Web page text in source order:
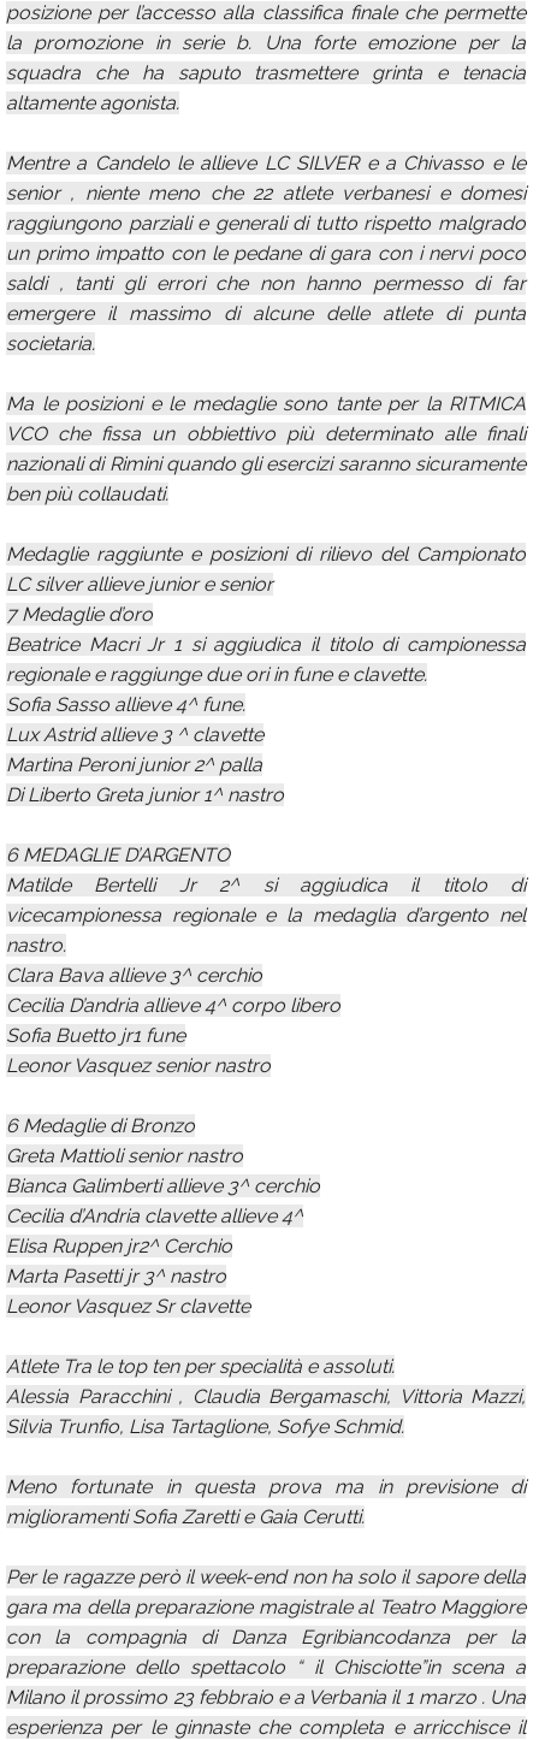
posizione per l’accesso alla classifica finale che permette
la promozione in serie b. Una forte emozione per la
squadra che ha saputo trasmettere grinta e tenacia
altamente agonista.
Mentre a Candelo le allieve LC SILVER e a Chivasso e le
senior , niente meno che 22 atlete verbanesi e domesi
raggiungono parziali e generali di tutto rispetto malgrado
un primo impatto con le pedane di gara con i nervi poco
saldi , tanti gli errori che non hanno permesso di far
emergere il massimo di alcune delle atlete di punta
societaria.
Ma le posizioni e le medaglie sono tante per la RITMICA
VCO che fissa un obbiettivo più determinato alle finali
nazionali di Rimini quando gli esercizi saranno sicuramente
ben più collaudati.
Medaglie raggiunte e posizioni di rilievo del Campionato
LC silver allieve junior e senior
7 Medaglie d’oro
Beatrice Macri Jr 1 si aggiudica il titolo di campionessa
regionale e raggiunge due ori in fune e clavette.
Sofia Sasso allieve 4^ fune.
Lux Astrid allieve 3 ^ clavette
Martina Peroni junior 2^ palla
Di Liberto Greta junior 1^ nastro
6 MEDAGLIE D’ARGENTO
Matilde Bertelli Jr 2^ si aggiudica il titolo di
vicecampionessa regionale e la medaglia d’argento nel
nastro.
Clara Bava allieve 3^ cerchio
Cecilia D’andria allieve 4^ corpo libero
Sofia Buetto jr1 fune
Leonor Vasquez senior nastro
6 Medaglie di Bronzo
Greta Mattioli senior nastro
Bianca Galimberti allieve 3^ cerchio
Cecilia d’Andria clavette allieve 4^
Elisa Ruppen jr2^ Cerchio
Marta Pasetti jr 3^ nastro
Leonor Vasquez Sr clavette
Atlete Tra le top ten per specialità e assoluti.
Alessia Paracchini , Claudia Bergamaschi, Vittoria Mazzi,
Silvia Trunfio, Lisa Tartaglione, Sofye Schmid.
Meno fortunate in questa prova ma in previsione di
miglioramenti Sofia Zaretti e Gaia Cerutti.
Per le ragazze però il week-end non ha solo il sapore della
gara ma della preparazione magistrale al Teatro Maggiore
con la compagnia di Danza Egribiancodanza per la
preparazione dello spettacolo “ il Chisciotte”in scena a
Milano il prossimo 23 febbraio e a Verbania il 1 marzo . Una
esperienza per le ginnaste che completa e arricchisce il